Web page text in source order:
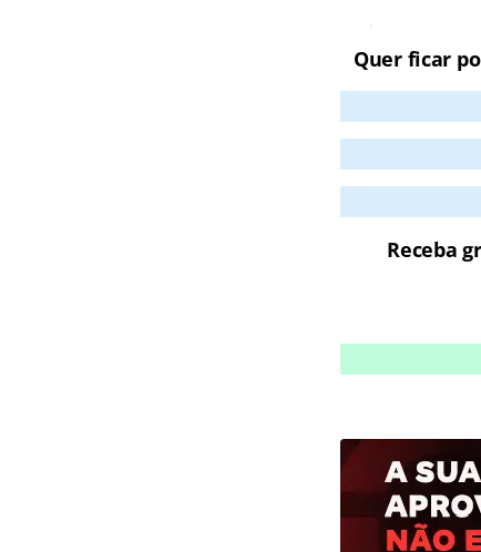
Quer ficar
Receba